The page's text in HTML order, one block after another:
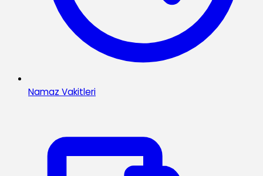
Namaz Vakitleri